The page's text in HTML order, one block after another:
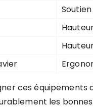
ces équipements
les